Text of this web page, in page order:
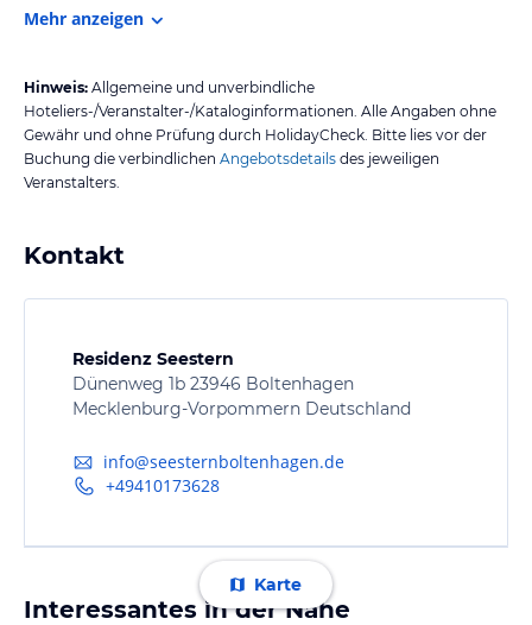
Mehr anzeigen
Hinweis: Allgemeine und unverbindliche
Hoteliers-/Veranstalter-/Kataloginformationen. Alle Angaben ohne
Gewähr und ohne Prüfung durch HolidayCheck. Bitte lies vor der
Buchung die verbindlichen Angebotsdetails des jeweiligen
Veranstalters.
Kontakt
Residenz Seestern
Dünenweg 1b 23946 Boltenhagen
Mecklenburg-Vorpommern Deutschland
info@seesternboltenhagen.de
+49410173628
Karte
Interessantes in der Nähe